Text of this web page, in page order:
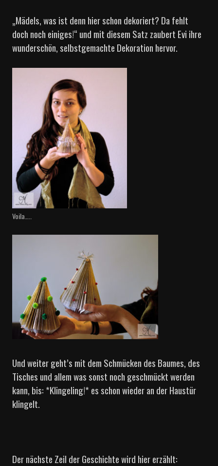
„Mädels, was ist denn hier schon dekoriert? Da fehlt
doch noch einiges!“ und mit diesem Satz zaubert Evi ihre
wunderschön, selbstgemachte Dekoration hervor.
Voila…..
Und weiter geht’s mit dem Schmücken des Baumes, des
Tisches und allem was sonst noch geschmückt werden
kann, bis: *Klingeling!* es schon wieder an der Haustür
klingelt.
Der nächste Zeil der Geschichte wird hier erzählt: